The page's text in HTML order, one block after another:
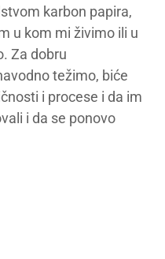
karbon papira,
u kom mi živimo ili u
Za dobru
težimo, biće
i procese i da im
i da se ponovo